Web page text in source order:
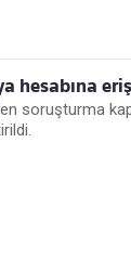
hesabına
soruşturma